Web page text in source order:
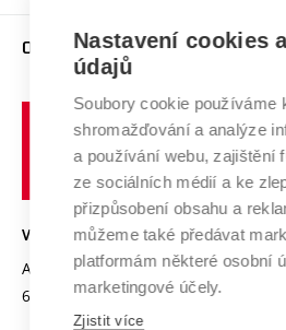
E-přihláška
Závěrečné práce
Doktorské studium
Studium bez bariér
Podpora podnikání
Mezinárodní vědecká rada
Systém zajišťování kvality výzkumu
Výzkumné infrastruktury
Transfer znalostí
Open Science
Projekty
Projekty ze strukturálních fondů
Specifický výzkum
Firemní spolupráce
Zahraniční spolupráce
Spolupráce se školami
Mezinárodní dohody
Univerzitní sítě
O UNIVERZITĚ
Profil univerzity
Udržitelná univerzita
Podnikavá univerzita / ContriBUTe
Bezpečná univerzita
Vyznamenání
Organizační struktura
VYSOKÉ UČENÍ TECHNICKÉ V BRNĚ
Antonínská 548/1
602 00 Brno
www.vut.cz
vut@vutbr.cz
Nastavení cookies
údajů
Soubory cookie používáme
shromažďování a analýze
a používání webu, zajištění
ze sociálních médií a ke
přizpůsobení obsahu a
můžeme také předávat
platformám některé osobní
marketingové účely.
Zjistit více